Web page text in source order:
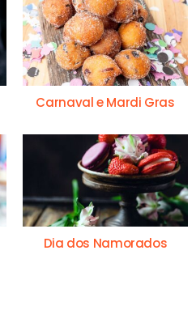
Carnaval e Mardi Gras
Dia dos Namorados